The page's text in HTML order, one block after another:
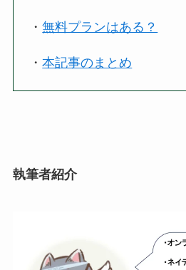
・無料プランはある？
・本記事のまとめ
執筆者紹介